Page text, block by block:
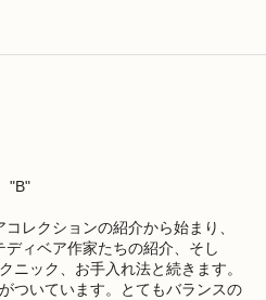
"B"
レクションの紹介から始まり、
ィベア作家たちの紹介、そし
ニック、お手入れ法と続きます。
ついています。とてもバランスの